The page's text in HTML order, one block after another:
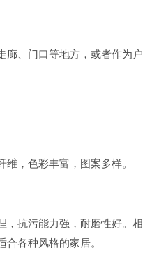
廊、门口等地方，或者作为户
，色彩丰富，图案多样。
，抗污能力强，耐磨性好。相
各种风格的家居。